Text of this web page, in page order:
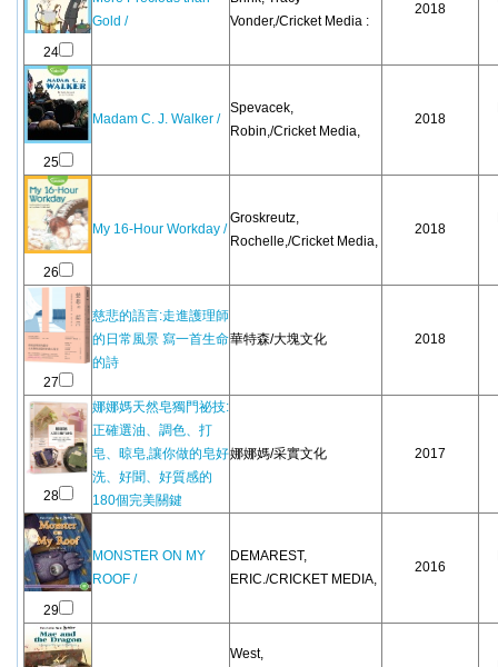
24
Gold /
Vonder,/Cricket Media :
2018
25
Madam C. J. Walker /
Spevacek,
Robin,/Cricket Media,
2018
26
My 16-Hour Workday /
Groskreutz,
Rochelle,/Cricket Media,
2018
27
慈悲的語言:走進護理師
的日常風景 寫一首生命
的詩
華特森/大塊文化 2018
28
娜娜媽天然皂獨門祕技:
正確選油、調色、打
皂、晾皂,讓你做的皂好
洗、好聞、好質感的
180個完美關鍵
娜娜媽/采實文化 2017
29
MONSTER ON MY
ROOF /
DEMAREST,
ERIC./CRICKET MEDIA,
2016
West,